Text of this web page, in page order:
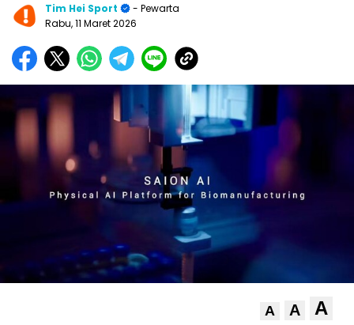
Tim Hei Sport
- Pewarta
Rabu, 11 Maret 2026
A A A